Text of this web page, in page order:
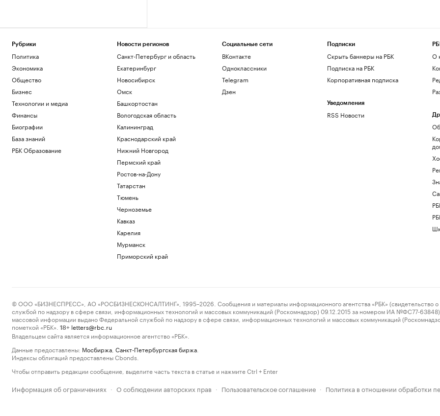
Рубрики
Политика
Экономика
Общество
Бизнес
Технологии и медиа
Финансы
Биографии
База знаний
РБК Образование
Новости регионов
Санкт-Петербург и область
Екатеринбург
Новосибирск
Омск
Башкортостан
Вологодская область
Калининград
Краснодарский край
Нижний Новгород
Пермский край
Ростов-на-Дону
Татарстан
Тюмень
Черноземье
Кавказ
Карелия
Мурманск
Приморский край
Социальные сети
ВКонтакте
Одноклассники
Telegram
Дзен
Подписки
Скрыть баннеры на РБК
Подписка на РБК
Корпоративная подписка
Уведомления
RSS Новости
О
© ООО «БИЗНЕСПРЕСС», АО «РОСБИЗНЕСКОНСАЛТИНГ», 1995–2026. Сообщения и материалы информационного агентства «РБК» (свидетельство о
службой по надзору в сфере связи, информационных технологий и массовых коммуникаций (Роскомнадзор) 09.12.2015 за номером ИА №ФС77-63848)
массовой информации выдано Федеральной службой по надзору в сфере связи, информационных технологий и массовых коммуникаций
пометкой «РБК».
18+ letters@rbc.ru
Владельцем сайта является информационное агентство «РБК».
Данные предоставлены: Мосбиржа Санкт-Петербургская биржа
Индексы облигаций предоставлены Cbonds.
Чтобы отправить редакции сообщение, выделите часть текста в статье и нажмите Ctrl + Enter
Информация об ограничениях · О соблюдении авторских прав · Пользовательское соглашение · Политика в отношении обработки